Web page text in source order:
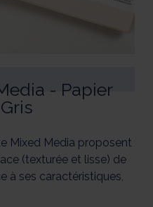
- Papier
Mixed Media proposent
(texturée et lisse) de
à ses caractéristiques,